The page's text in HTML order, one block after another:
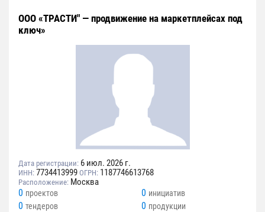
ООО «ТРАСТИ" — продвижение на маркетплейсах под
ключ»
Дата регистрации: 6 июл. 2026 г.
ИНН: 7734413999 ОГРН: 1187746613768
Расположение: Москва
0 проектов 0 инициатив
0 тендеров 0 продукции